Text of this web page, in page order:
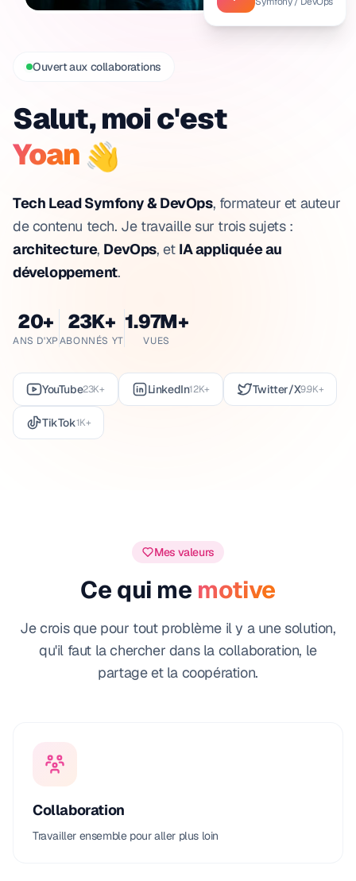
Ouvert aux collaborations
Salut, moi c'est
Yoan 👋
Tech Lead Symfony & DevOps, formateur et auteur
de contenu tech. Je travaille sur trois sujets :
architecture, DevOps, et IA appliquée au
développement.
20+
ANS D'XP
23K+
ABONNÉS YT
1.97M+
VUES
YouTube23K+ LinkedIn12K+ Twitter/X9.9K+
TikTok1K+
Mes valeurs
Ce qui me motive
Je crois que pour tout problème il y a une solution,
qu'il faut la chercher dans la collaboration, le
partage et la coopération.
Collaboration
Travailler ensemble pour aller plus loin